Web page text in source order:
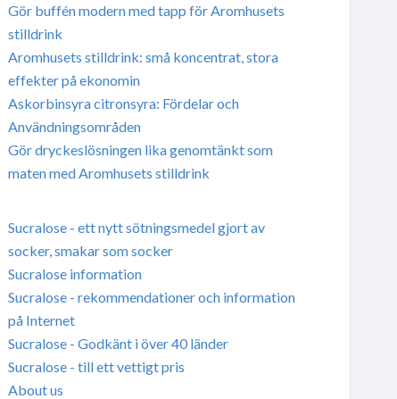
Gör buffén modern med tapp för Aromhusets
stilldrink
Aromhusets stilldrink: små koncentrat, stora
effekter på ekonomin
Askorbinsyra citronsyra: Fördelar och
Användningsområden
Gör dryckeslösningen lika genomtänkt som
maten med Aromhusets stilldrink
Sucralose - ett nytt sötningsmedel gjort av
socker, smakar som socker
Sucralose information
Sucralose - rekommendationer och information
på Internet
Sucralose - Godkänt i över 40 länder
Sucralose - till ett vettigt pris
About us